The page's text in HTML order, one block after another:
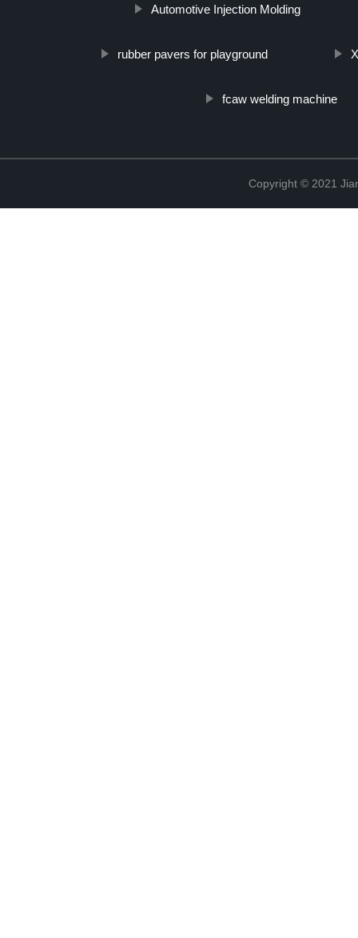
Automotive Injection Molding
rubber pavers for playground
fcaw welding machine
Copyright © 2021